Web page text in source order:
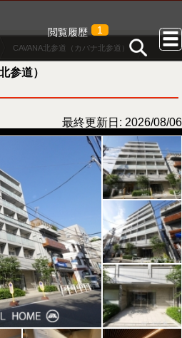
閲覧履歴 1
CAVANA北参道（カバナ北参道）
参道）
最終更新日: 2026/08/06